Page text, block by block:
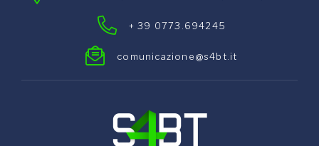
+ 39 0773.694245
comunicazione@s4bt.it